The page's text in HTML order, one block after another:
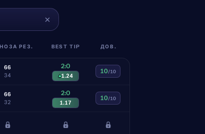
×
РЕЗ. BEST TIP ДОВ.
6
3
6
4
2:0
▴1.24
10/10
6
3
6
2
2:0
1.17
10/10